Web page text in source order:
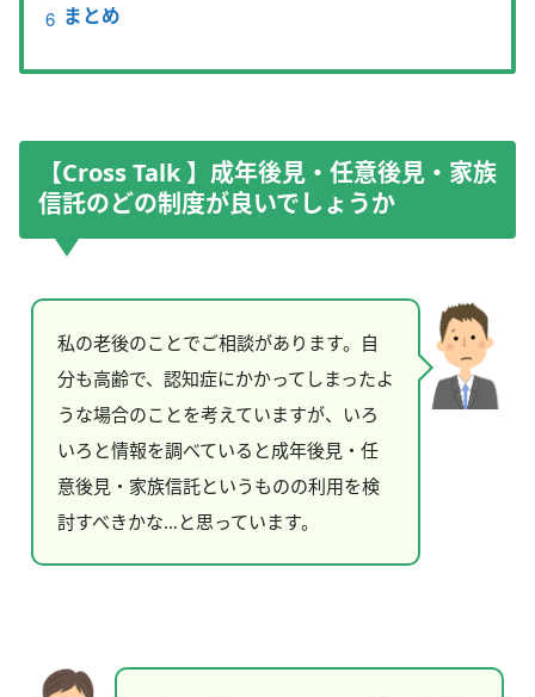
まとめ
【Cross Talk 】成年後見・任意後見・家族
信託のどの制度が良いでしょうか
私の老後のことでご相談があります。自
分も高齢で、認知症にかかってしまったよ
うな場合のことを考えていますが、いろ
いろと情報を調べていると成年後見・任
意後見・家族信託というものの利用を検
討すべきかな…と思っています。